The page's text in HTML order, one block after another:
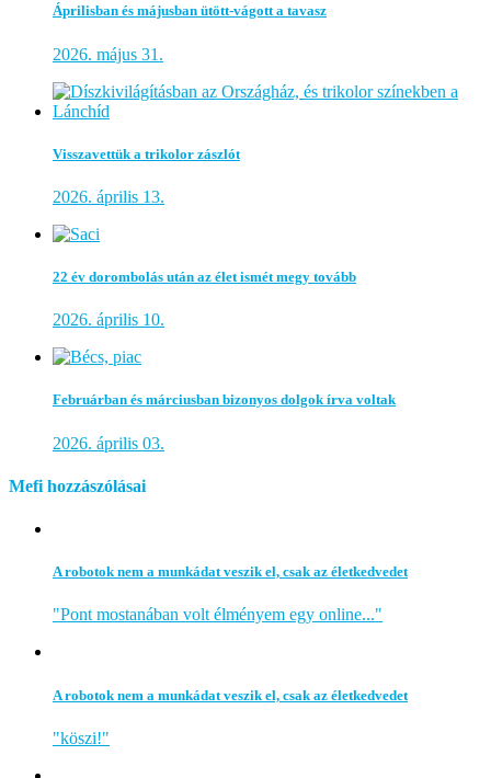
Áprilisban és májusban ütött-vágott a tavasz
2026. május 31.
Visszavettük a trikolor zászlót
2026. április 13.
22 év dorombolás után az élet ismét megy tovább
2026. április 10.
Februárban és márciusban bizonyos dolgok írva voltak
2026. április 03.
Mefi hozzászólásai
A robotok nem a munkádat veszik el, csak az életkedvedet
"Pont mostanában volt élményem egy online..."
A robotok nem a munkádat veszik el, csak az életkedvedet
"köszi!"